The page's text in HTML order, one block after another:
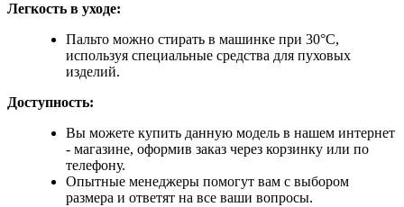
Легкость в уходе:
Пальто можно стирать в машинке при 30°C,
используя специальные средства для пуховых
изделий.
Доступность:
Вы можете купить данную модель в нашем интернет
- магазине, оформив заказ через корзинку или по
телефону.
Опытные менеджеры помогут вам с выбором
размера и ответят на все ваши вопросы.